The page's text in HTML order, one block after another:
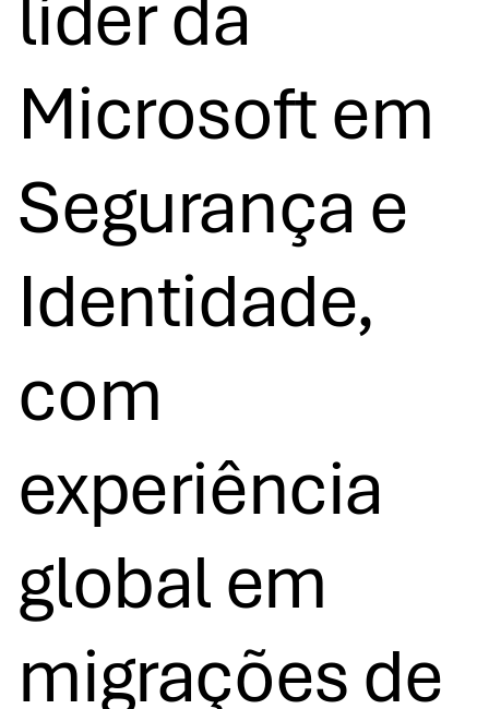
líder da
Microsoft em
Segurança e
Identidade,
com
experiência
global em
migrações de